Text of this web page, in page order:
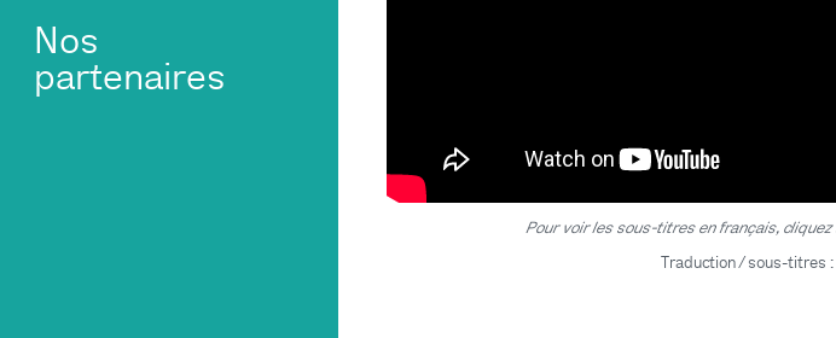
Nos
partenaires
Pour voir les sous-titres en français,
Traduction / sous-titres